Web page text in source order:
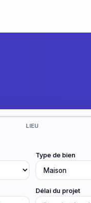
LIEU
Type de bien
Délai du projet